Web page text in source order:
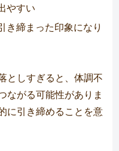
やすい
き締まった印象になり
としすぎると、体調不
ながる可能性がありま
に引き締めることを意